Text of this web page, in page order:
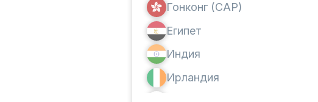
Гонконг (САР)
Египет
Индия
Ирландия